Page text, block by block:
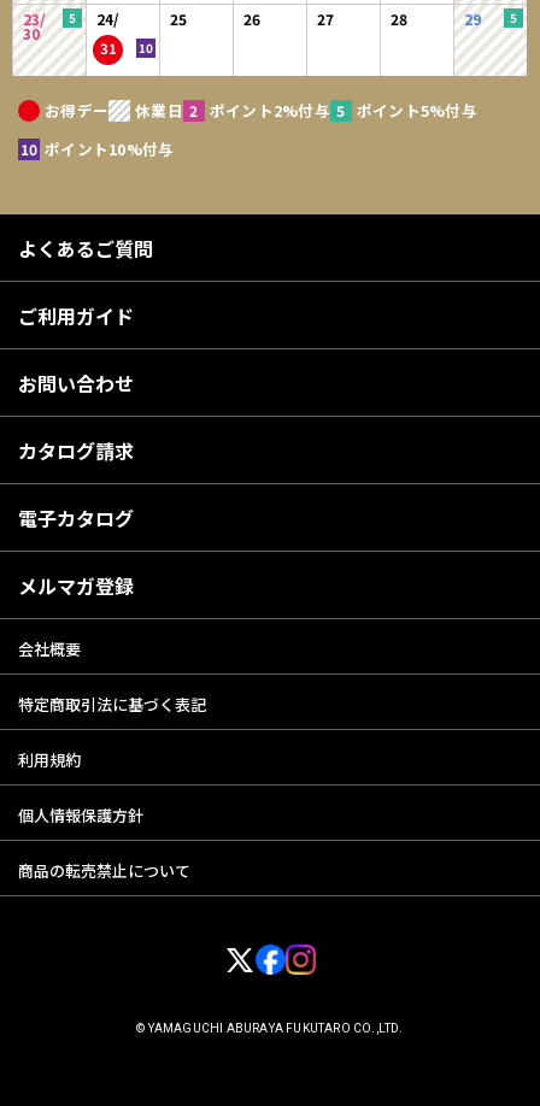
23/
30
24/
31
25 26 27 28 29
お得デー 休業日 ポイント2%付与
ポイント5%付与
ポイント10%付与
よくあるご質問
ご利用ガイド
お問い合わせ
カタログ請求
電子カタログ
メルマガ登録
会社概要
特定商取引法に基づく表記
利用規約
個人情報保護方針
商品の転売禁止について
© YAMAGUCHI ABURAYA FUKUTARO CO.,LTD.